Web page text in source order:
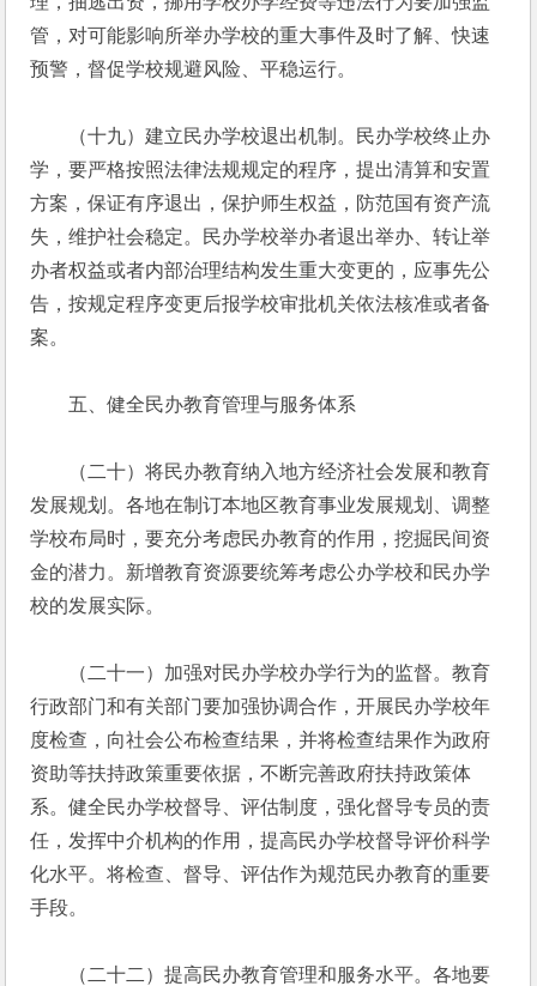
管，对可能影响所举办学校的重大事件及时了解、快速
预警，督促学校规避风险、平稳运行。
（十九）建立民办学校退出机制。民办学校终止办
学，要严格按照法律法规规定的程序，提出清算和安置
方案，保证有序退出，保护师生权益，防范国有资产流
失，维护社会稳定。民办学校举办者退出举办、转让举
办者权益或者内部治理结构发生重大变更的，应事先公
告，按规定程序变更后报学校审批机关依法核准或者备
案。
五、健全民办教育管理与服务体系
（二十）将民办教育纳入地方经济社会发展和教育
发展规划。各地在制订本地区教育事业发展规划、调整
学校布局时，要充分考虑民办教育的作用，挖掘民间资
金的潜力。新增教育资源要统筹考虑公办学校和民办学
校的发展实际。
（二十一）加强对民办学校办学行为的监督。教育
行政部门和有关部门要加强协调合作，开展民办学校年
度检查，向社会公布检查结果，并将检查结果作为政府
资助等扶持政策重要依据，不断完善政府扶持政策体
系。健全民办学校督导、评估制度，强化督导专员的责
任，发挥中介机构的作用，提高民办学校督导评价科学
化水平。将检查、督导、评估作为规范民办教育的重要
手段。
（二十二）提高民办教育管理和服务水平。各地要